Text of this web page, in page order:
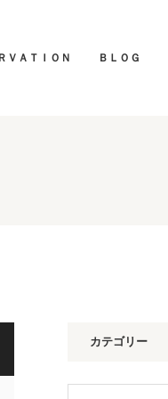
ＶＡＴＩＯＮ ＢＬＯＧ
カテゴリー